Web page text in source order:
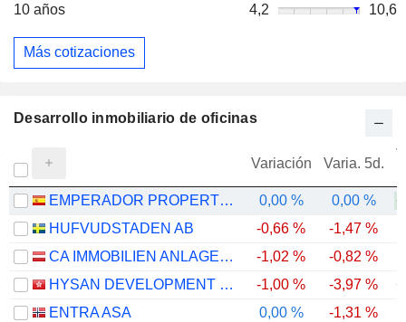
10 años
4,2 10,6
Más cotizaciones
Desarrollo inmobiliario de oficinas
Variación Varia. 5d.
EMPERADOR PROPERTIES SOCIMI, S.A. 0,00 % 0,00 %
HUFVUDSTADEN AB
-0,66 % -1,47 %
CA IMMOBILIEN ANLAGEN AG
-1,02 % -0,82 %
HYSAN DEVELOPMENT COMPANY LIMITED
-1,00 % -3,97 %
ENTRA ASA
0,00 % -1,31 %